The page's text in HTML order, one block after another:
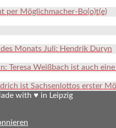
per Möglichmacher-Bo(o)t(e)
Monats Juli: Hendrik Duryn
Teresa Weißbach ist auch
ist Sachsenlottos erster
with ♥ in Leipzig